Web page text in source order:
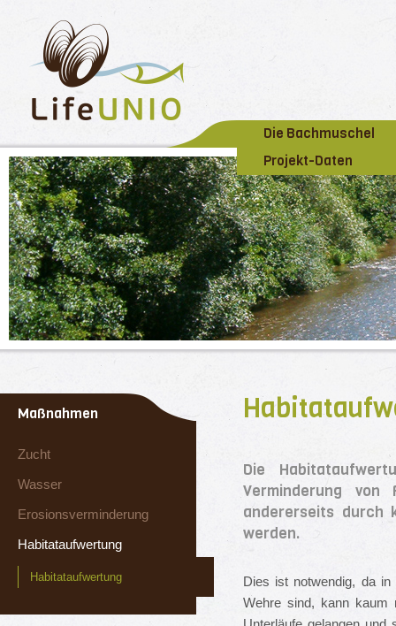
Die Bachmuschel
Projekt-Daten
Maßnahmen
Zucht
Wasser
Erosionsverminderung
Habitataufwertung
Habitataufwertung
Die
Verminderung von
andererseits durch
werden.
Dies ist notwendig, da
Wehre sind, kann kaum